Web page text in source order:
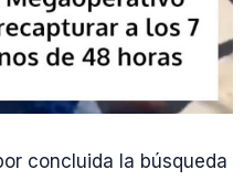
concluida la búsqueda